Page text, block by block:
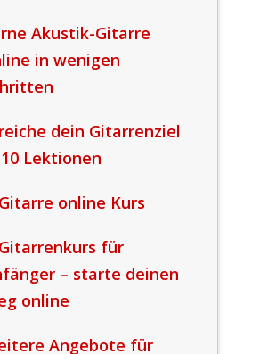
Akustik-Gitarre
in wenigen
dein Gitarrenziel
Lektionen
online Kurs
für
– starte deinen
online
Angebote für